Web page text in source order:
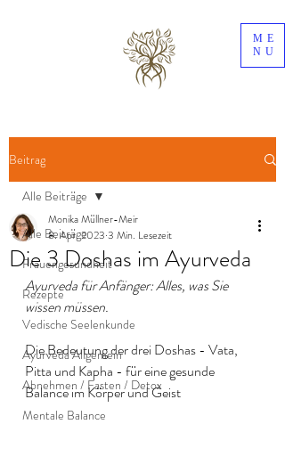
ME
NU
Beitrag
Alle Beiträge
Frauengesundheit
Rezepte
Vedische Seelenkunde
Ayurveda Allgemein
Abnehmen / Fasten / Detox
Mentale Balance
Alle Beiträge
Die 3 Doshas im Ayurveda
Monika Müllner-Meir
8. Apr. 2023 3 Min. Lesezeit
Ayurveda für Anfänger: Alles, was Sie
wissen müssen.
Die Bedeutung der drei Doshas - Vata,
Pitta und Kapha - für eine gesunde
Balance im Körper und Geist